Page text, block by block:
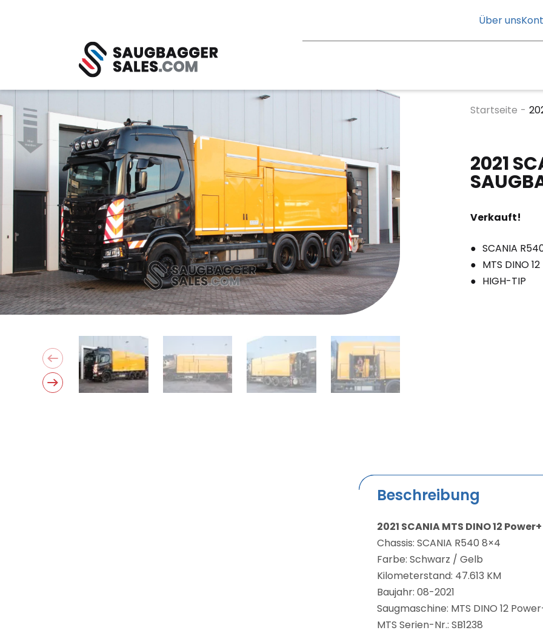
Über uns
Startseite -
2021
Verkauft!
SCANIA
MTS DINO
HIGH-TIP
Beschreibung
2021 SCANIA MTS DINO 12
Chassis: SCANIA R540 8×4
Farbe: Schwarz / Gelb
Kilometerstand: 47.613 KM
Baujahr: 08-2021
Saugmaschine: MTS DINO 12
MTS Serien-Nr.: SB1238